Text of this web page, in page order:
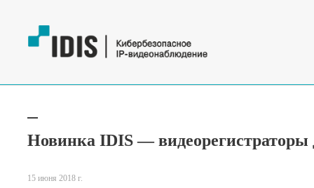
Новинка IDIS — видеорегистраторы
15 июня 2018 г.